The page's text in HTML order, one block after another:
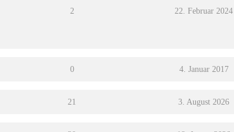
2 22. Februar 2024
0 4. Januar 2017
21 3. August 2026